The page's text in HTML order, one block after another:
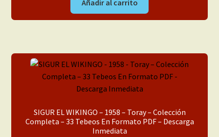
Añadir al carrito
SIGUR EL WIKINGO – 1958 – Toray – Colección
Completa – 33 Tebeos En Formato PDF – Descarga
Inmediata